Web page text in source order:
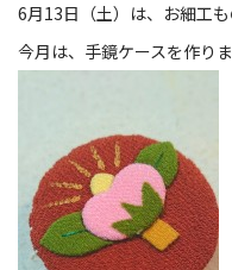
6月13日（土）は、お細工も
今月は、手鏡ケースを作り